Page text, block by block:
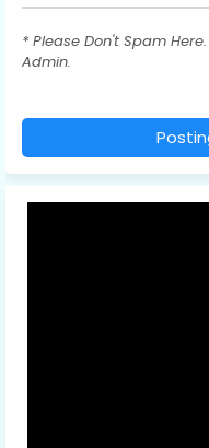
* Please Don't Spam
Admin.